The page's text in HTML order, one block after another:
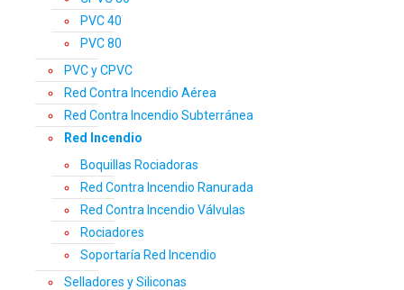
PVC 40
PVC 80
PVC y CPVC
Red Contra Incendio Aérea
Red Contra Incendio Subterránea
Red Incendio
Boquillas Rociadoras
Red Contra Incendio Ranurada
Red Contra Incendio Válvulas
Rociadores
Soportaría Red Incendio
Selladores y Siliconas